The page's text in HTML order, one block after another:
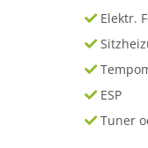
Elektr.
ESP
Tuner